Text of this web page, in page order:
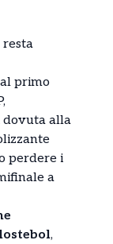
resta
primo
dovuta alla
perdere i
a
,